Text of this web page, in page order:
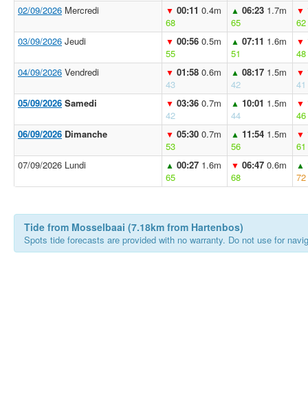
02/09/2026 Mercredi ▼ 00:11 0.4m
68
▲ 06:23 1.7m
65
▼
62
03/09/2026 Jeudi ▼ 00:56 0.5m
55
▲ 07:11 1.6m
51
▼
48
04/09/2026 Vendredi ▼ 01:58 0.6m
43
▲ 08:17 1.5m
42
▼
41
05/09/2026 Samedi ▼ 03:36 0.7m
42
▲ 10:01 1.5m
44
▼
46
06/09/2026 Dimanche ▼ 05:30 0.7m
53
▲ 11:54 1.5m
56
▼
61
07/09/2026 Lundi
▲ 00:27 1.6m
65
▼ 06:47 0.6m
68
▲
72
Tide from Mosselbaai (7.18km from Hartenbos)
Spots tide forecasts are provided with no warranty. Do not use for